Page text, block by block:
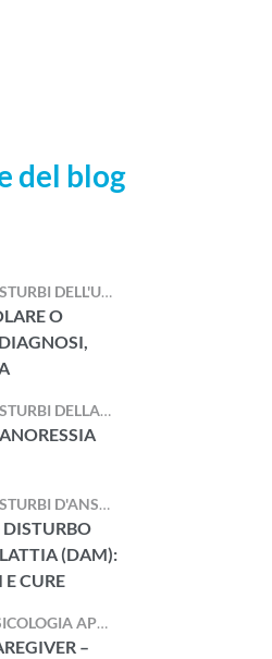
del blog
DISTURBI DELL'UMORE
O
DISTURBI DELLA NUTRIZIONE E DELL'ALIMENTAZIONE
DISTURBI D'ANSIA
(DAM):
E CURE
PSICOLOGIA APPLICATA
–